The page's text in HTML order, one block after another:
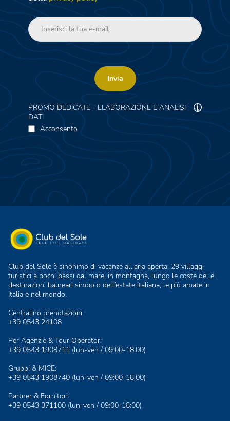
Invia
PROMO DEDICATE - ELABORAZIONE E ANALISI
DATI
Acconsento
Club del Sole è sinonimo di vacanze all’aria aperta: 29 villaggi
turistici a pochi passi dal mare, in montagna, lungo le coste delle
destinazioni balneari simbolo dell’estate italiana, le più amate in
Italia e nel mondo.
Centralino prenotazioni:
+39 0543 24108
Per Agenzie & Tour Operator:
+39 0543 1908711 (lun-ven / 09:00-18:00)
Gruppi & MICE:
+39 0543 1908740 (lun-ven / 09:00-18:00)
Partner & Fornitori:
+39 0543 371100 (lun-ven / 09:00-18:00)